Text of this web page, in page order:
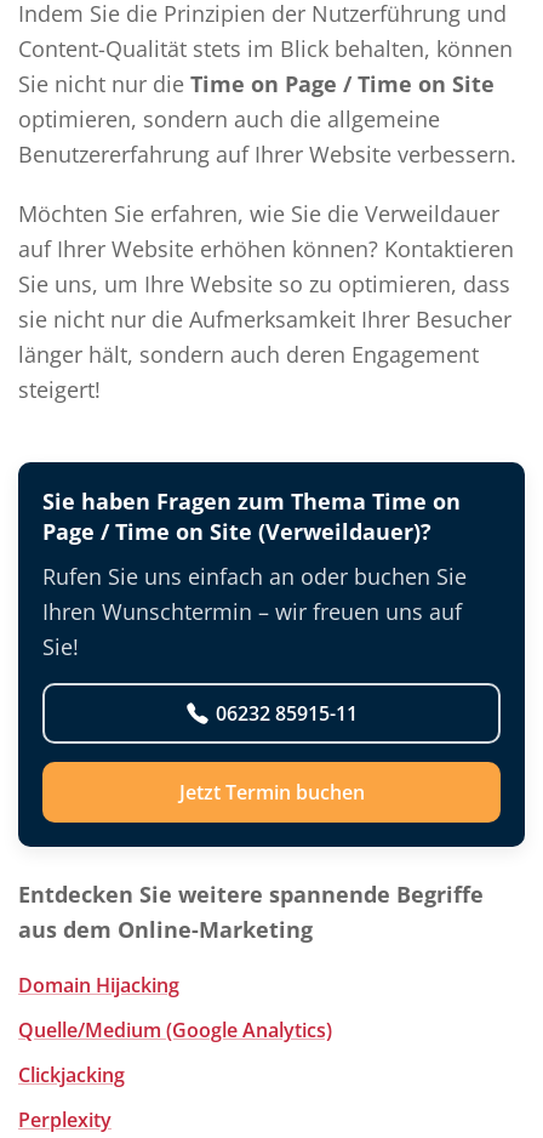
Indem Sie die Prinzipien der Nutzerführung und
Content-Qualität stets im Blick behalten, können
Sie nicht nur die Time on Page / Time on Site
optimieren, sondern auch die allgemeine
Benutzererfahrung auf Ihrer Website verbessern.
Möchten Sie erfahren, wie Sie die Verweildauer
auf Ihrer Website erhöhen können? Kontaktieren
Sie uns, um Ihre Website so zu optimieren, dass
sie nicht nur die Aufmerksamkeit Ihrer Besucher
länger hält, sondern auch deren Engagement
steigert!
Sie haben Fragen zum Thema Time on
Page / Time on Site (Verweildauer)?
Rufen Sie uns einfach an oder buchen Sie
Ihren Wunschtermin – wir freuen uns auf
Sie!
06232 85915-11
Jetzt Termin buchen
Entdecken Sie weitere spannende Begriffe
aus dem Online-Marketing
Domain Hijacking
Quelle/Medium (Google Analytics)
Clickjacking
Perplexity